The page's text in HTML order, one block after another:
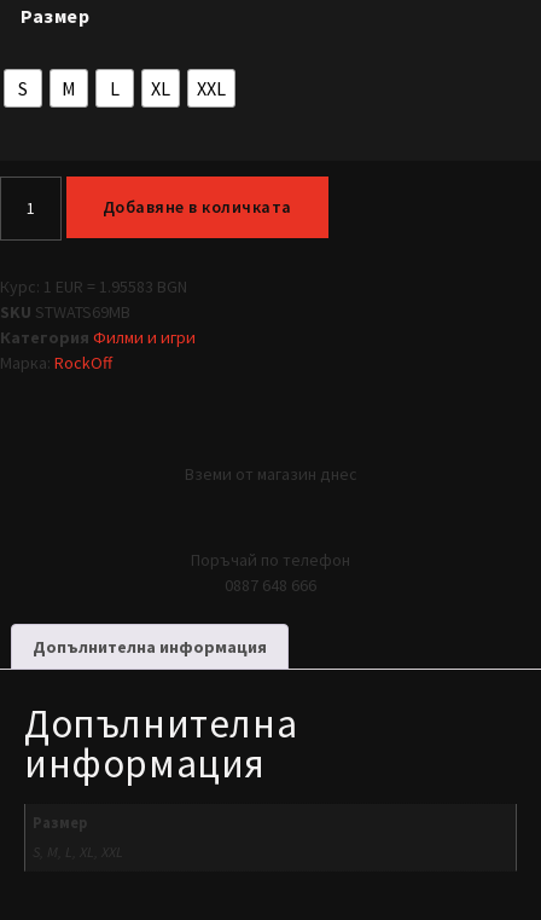
Размер
S M L XL XXL
Добавяне в количката
Курс: 1 EUR = 1.95583 BGN
SKU STWATS69MB
Категория Филми и игри
Марка: RockOff
Вземи от магазин днес
Поръчай по телефон
0887 648 666
Допълнителна информация
Допълнителна
информация
Размер
S, M, L, XL, XXL